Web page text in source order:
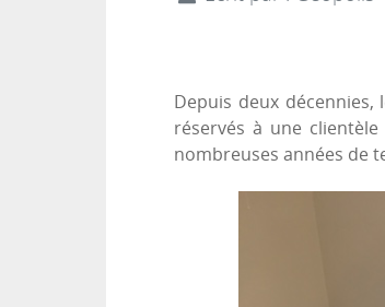
Depuis deux
réservés à une clientèle
nombreuses années de